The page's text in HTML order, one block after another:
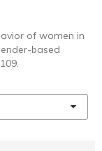
of women in
based